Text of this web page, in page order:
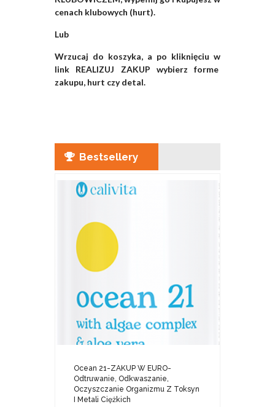
cenach klubowych (hurt).
Lub
Wrzucaj do koszyka, a po kliknięciu w
link REALIZUJ ZAKUP wybierz forme
zakupu, hurt czy detal.
Bestsellery
Ocean 21-ZAKUP W EURO-
Odtruwanie, Odkwaszanie,
Oczyszczanie Organizmu Z Toksyn
I Metali Ciężkich